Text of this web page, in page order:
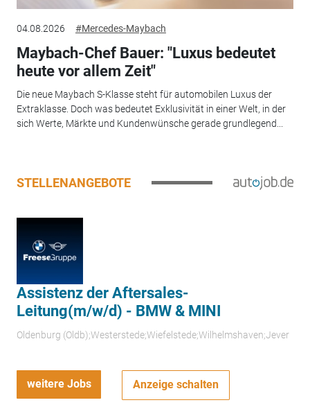
04.08.2026 #Mercedes-Maybach
Maybach-Chef Bauer: "Luxus bedeutet
heute vor allem Zeit"
Die neue Maybach S-Klasse steht für automobilen Luxus der
Extraklasse. Doch was bedeutet Exklusivität in einer Welt, in der
sich Werte, Märkte und Kundenwünsche gerade grundlegend...
STELLENANGEBOTE
Assistenz der Aftersales-
Leitung(m/w/d) - BMW & MINI
Oldenburg (Oldb);Westerstede;Wiefelstede;Wilhelmshaven;Jever
weitere Jobs Anzeige schalten